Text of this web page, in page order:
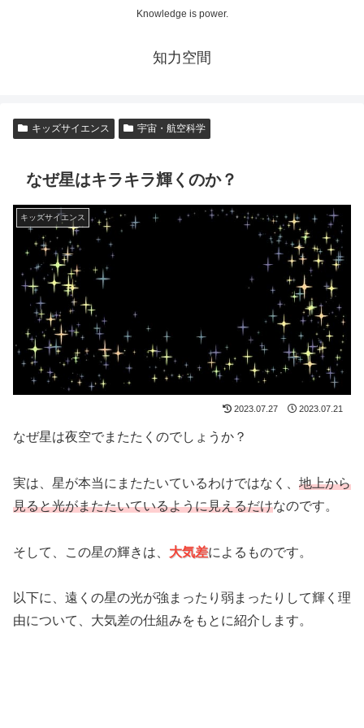
Knowledge is power.
知力空間
キッズサイエンス 宇宙・航空科学
なぜ星はキラキラ輝くのか？
キッズサイエンス
2023.07.27 2023.07.21
なぜ星は夜空でまたたくのでしょうか？
実は、星が本当にまたたいているわけではなく、 地上から
見ると光がまたたいているように見えるだけなのです。
そして、この星の輝きは、 大気差によるものです。
以下に、遠くの星の光が強まったり弱まったりして輝く理
由について、大気差の仕組みをもとに紹介します。